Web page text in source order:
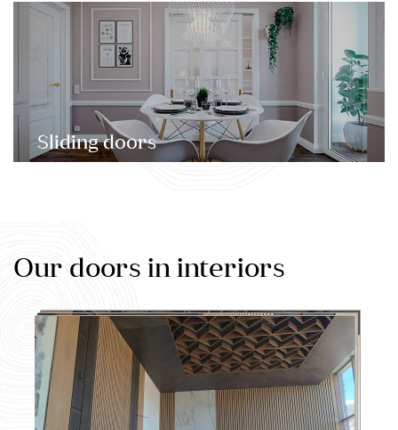
Sliding doors
Our doors in interiors